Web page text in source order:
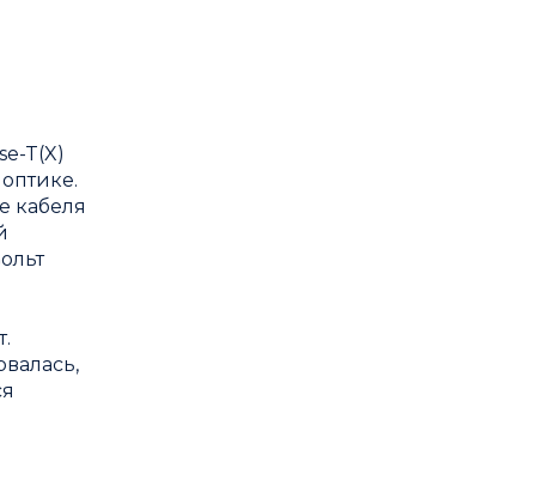
T(X)
кабеля